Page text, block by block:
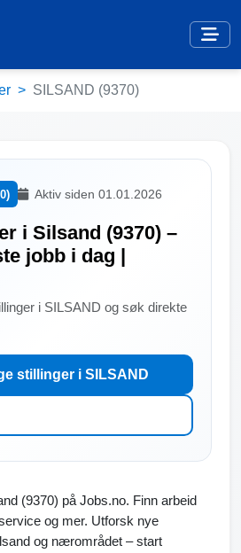
SILSAND (9370)
Aktiv siden 01.01.2026
i Silsand (9370) –
jobb i dag |
i SILSAND og søk direkte
stillinger i SILSAND
(9370) på Jobs.no. Finn arbeid
og mer. Utforsk nye
og nærområdet – start